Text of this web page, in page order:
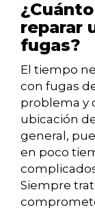
reparar
fugas?
El tiempo
con fugas
problema y
ubicación
general,
en poco
Siempre